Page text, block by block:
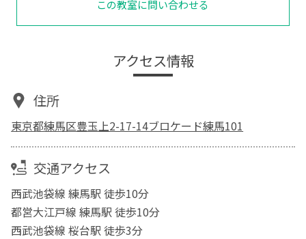
この教室に問い合わせる
アクセス情報
住所
東京都練馬区豊玉上2-17-14ブロケード練馬101
交通アクセス
西武池袋線 練馬駅 徒歩10分
都営大江戸線 練馬駅 徒歩10分
西武池袋線 桜台駅 徒歩3分